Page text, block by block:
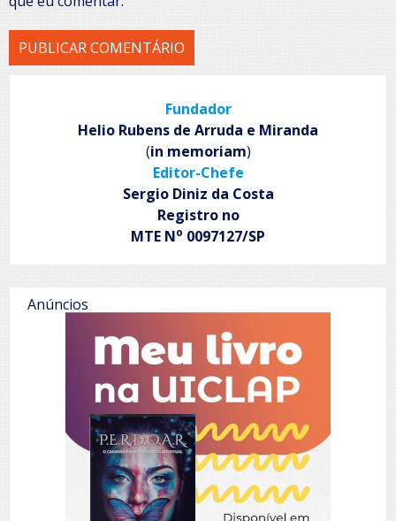
Fundador
Helio Rubens de Arruda e Miranda
(in memoriam)
Editor-Chefe
Sergio Diniz da Costa
Registro no
MTE No 0097127/SP
Anúncios